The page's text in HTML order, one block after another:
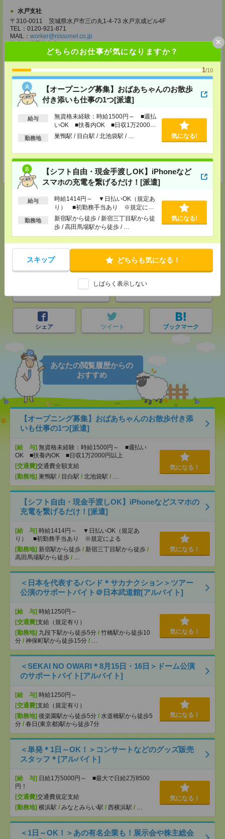
どちらのお仕事が気になりますか？
1/10
【オープニング募集】おばあちゃんのお散歩
付き添いも仕事の1つ[派遣]
給与
無資格未経験：時給1500円～ ■週払
いOK ■扶養内OK ■日収1万2000円
以上
勤務地 巣鴨駅 / 目白駅 / 北池袋駅 / … 気になる!
【シフト自由・現金手渡しOK】iPhoneなど
スマホの充電を繋げるだけ！[派遣]
給与
時給1414円～ ▼日払いOK（規定あ
り） ■初勤務手当あり ※規定によ
る
勤務地
新宿駅から徒歩 / 新宿三丁目駅から徒
歩 / 高田馬場駅から徒歩 / …
気になる!
スキップ どちらも気になる！
しばらく表示しない
×
水戸支社
〒310-0011 茨城県水戸市三の丸1-4-73 水戸京成ビル4F
TEL：0120-921-871
MAIL： worker@nissonet.co.jp
担当：採用担当者
受付可能日時：9:30-19:00 ※電話受付時間⇒9:30-21:00
〒320-0811 栃木県宇都宮市大通り1-2-11 フコク生命ビル4F
TEL：0120-921-871
MAIL：worker@nissonet.co.jp
担当：採用担当者
受付可能日時：9:30-19:00 ※電話受付時間⇒9:30-21:00
高崎支社
埼玉県さいたま市大宮区仲町2-23-2 大宮仲町センタービル3F（さいたま
支社内）
MAIL：worker@nissonet.co.jp
担当：採用担当者
受付可能日時：9:30-19:00 ※電話受付時間⇒9:30-21:00
応募ページへ
気になる！
シェア ツイート ブックマーク
あなたの閲覧履歴からの
おすすめ
【オープニング募集】おばあちゃんのお散歩付き添
いも仕事の1つ[派遣]
[給 与] 無資格未経験：時給1500円～ ■週払い
OK ■扶養内OK ■日収1万2000円以上
[交通費]交通費全額支給
[勤務地] 巣鴨駅 / 目白駅 / 北池袋駅 / …
気になる！
【シフト自由・現金手渡しOK】iPhoneなどスマホの
充電を繋げるだけ！[派遣]
[給 与] 時給1414円～ ▼日払いOK（規定あ
り） ■初勤務手当あり ※規定による
[勤務地] 新宿駅から徒歩 / 新宿三丁目駅から徒歩 /
高田馬場駅から徒歩 / …
気になる！
＜日本を代表するバンド＊サカナクション＞ツアー
公演のサポートバイト＠日本武道館[アルバイト]
[給 与] 時給1250円～
[交通費]支給（規定有り）
[勤務地] 九段下駅から徒歩5分 / 竹橋駅から徒歩10
分 / 神保町駅から徒歩15分 / …
気になる！
＜SEKAI NO OWARI＊8月15日・16日＞ドーム公演
のサポートバイト[アルバイト]
[給 与] 時給1250円～
[交通費]支給（規定有り）
[勤務地] 後楽園駅から徒歩5分 / 水道橋駅から徒歩5
分 / 春日(東京都)駅から徒歩7分
気になる！
＜単発＊1日～OK！＞コンサートなどのグッズ販売
スタッフ＊[アルバイト]
[給 与] 日給1万5000円～ ■最大で日給2万8500
円！
[交通費]交通費規定支給
[勤務地] 横浜駅 / みなとみらい駅 / 西横浜駅 / …
気になる！
＜1日～OK！＞あの有名企業も！展示会や株主総会